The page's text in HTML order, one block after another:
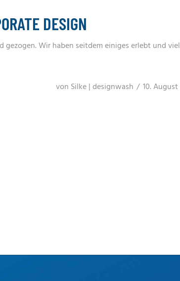
DESIGN
gezogen. Wir haben seitdem einiges erlebt und
von Silke | designwash 10.